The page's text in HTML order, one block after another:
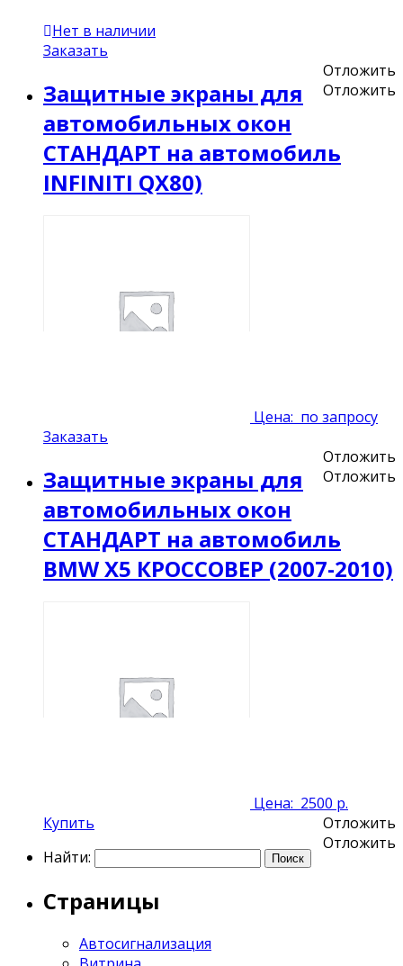
Нет в наличии
Заказать
Отложить
Отложить
Защитные экраны для
автомобильных окон
СТАНДАРТ на автомобиль
INFINITI QX80)
Цена: по запросу
Заказать
Отложить
Отложить
Защитные экраны для
автомобильных окон
СТАНДАРТ на автомобиль
BMW X5 КРОССОВЕР (2007-2010)
Цена: 2500 р.
Купить
Отложить
Отложить
Найти:
Страницы
Автосигнализация